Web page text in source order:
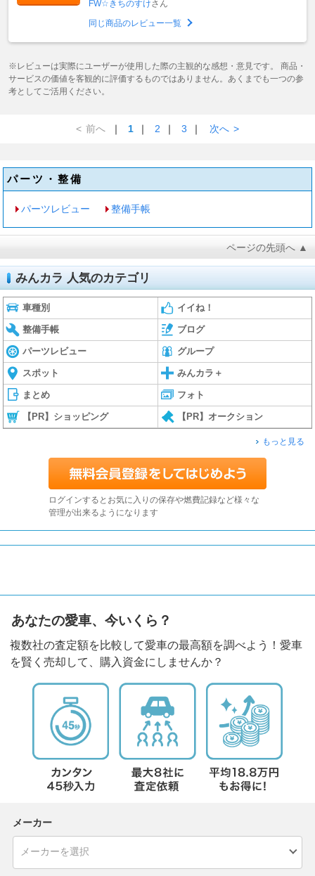
FW☆きちのすけさん
同じ商品のレビュー一覧
※レビューは実際にユーザーが使用した際の主観的な感想・意見です。 商品・
サービスの価値を客観的に評価するものではありません。あくまでも一つの参
考としてご活用ください。
< 前へ ｜ 1 ｜ 2 ｜ 3 ｜ 次へ >
パーツ・整備
パーツレビュー 整備手帳
ページの先頭へ ▲
みんカラ 人気のカテゴリ
車種別 イイね！
整備手帳 ブログ
パーツレビュー グループ
スポット みんカラ＋
まとめ フォト
【PR】ショッピング 【PR】オークション
もっと見る
ログインするとお気に入りの保存や燃費記録など様々な
管理が出来るようになります
あなたの愛車、今いくら？
複数社の査定額を比較して愛車の最高額を調べよう！愛車
を賢く売却して、購入資金にしませんか？
メーカー